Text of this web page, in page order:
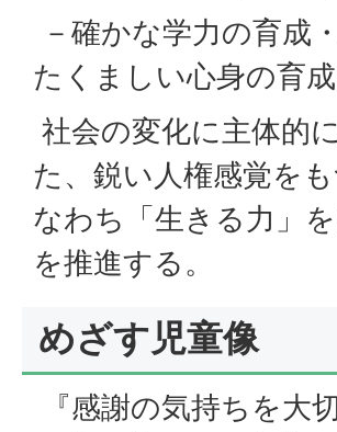
－確かな学力の育成
たくましい心身の育
社会の変化に主体的
た、鋭い人権感覚を
なわち「生きる力」
を推進する。
めざす児童像
『感謝の気持ちを大